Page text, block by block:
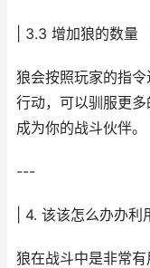
| 3.3 增加狼的数量
狼会按照玩家的指
行动，可以驯服更多
成为你的战斗伙伴。
---
| 4. 该该怎么办办利
狼在战斗中是非常